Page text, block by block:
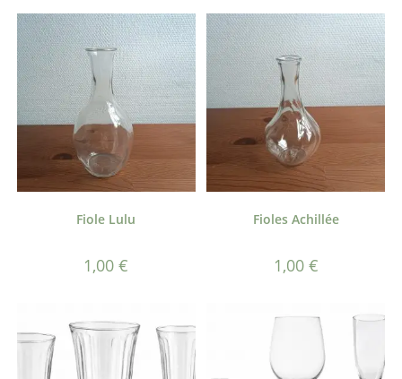
Fiole Lulu
1,00€
Fioles Achillée
1,00 €